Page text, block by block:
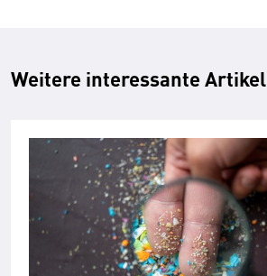
Weitere interessante Artikel